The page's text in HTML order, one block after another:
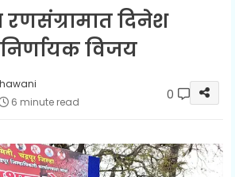
दिनेश
विजय
6 minute read 0